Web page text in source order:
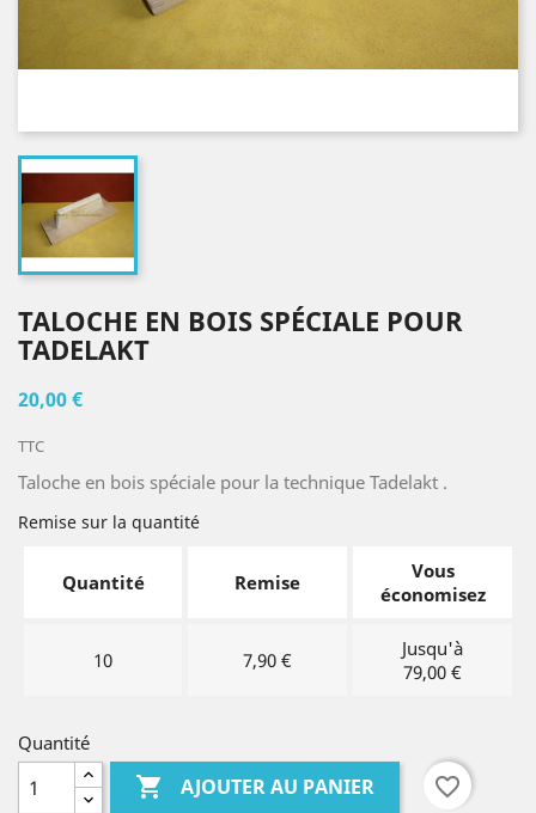
TALOCHE EN BOIS SPÉCIALE POUR
TADELAKT
20,00 €
TTC
Taloche en bois spéciale pour la technique Tadelakt .
Remise sur la quantité
Quantité Remise
Vous
économisez
10 7,90 €
Jusqu'à
79,00 €
Quantité
 AJOUTER AU PANIER favorite_border